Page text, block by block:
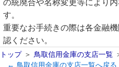
の統廃合や名称変更等により
す。
重要なお手続きの際は各金融
認ください。
トップ 鳥取信用金庫の支店一覧
← 鳥取信用金庫の支店一覧へ戻る